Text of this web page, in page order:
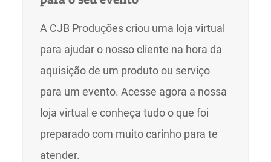
A CJB Produções criou uma loja virtual
para ajudar o nosso cliente na hora da
aquisição de um produto ou serviço
para um evento. Acesse agora a nossa
loja virtual e conheça tudo o que foi
preparado com muito carinho para te
atender.